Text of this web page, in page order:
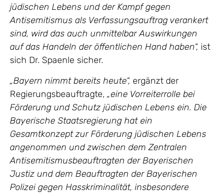
jüdischen Lebens und der Kampf gegen
Antisemitismus als Verfassungsauftrag verankert
sind, wird das auch unmittelbar Auswirkungen
auf das Handeln der öffentlichen Hand haben“, ist
sich Dr. Spaenle sicher.
„Bayern nimmt bereits heute“, ergänzt der
Regierungsbeauftragte, „eine Vorreiterrolle bei
Förderung und Schutz jüdischen Lebens ein. Die
Bayerische Staatsregierung hat ein
Gesamtkonzept zur Förderung jüdischen Lebens
angenommen und zwischen dem Zentralen
Antisemitismusbeauftragten der Bayerischen
Justiz und dem Beauftragten der Bayerischen
Polizei gegen Hasskriminalität, insbesondere